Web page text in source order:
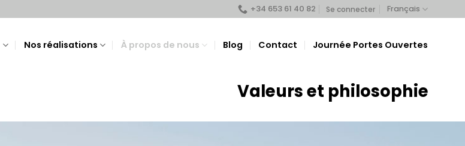
+34 653 61 40 82 Se connecter Français
Nos réalisations À propos de nous Blog Contact Journée Portes Ouvertes
Valeurs et philosophie